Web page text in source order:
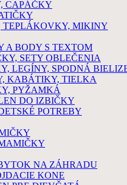
CAPÁČKY
TEPLÁKOVKY, MIKINY
A BODY S TEXTOM
SETY OBLEČENIA
LEGÍNY, SPODNÁ
KABÁTIKY, TIELKA
PYŽAMKÁ
DO IZBIČKY
POTREBY
NA ZÁHRADU
KONE